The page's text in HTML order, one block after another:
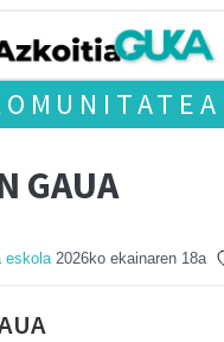
GAUA
eskola 2026ko ekainaren 18a